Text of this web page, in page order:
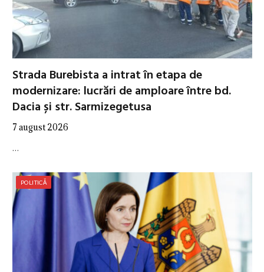
Strada Burebista a intrat în etapa de
modernizare: lucrări de amploare între bd.
Dacia și str. Sarmizegetusa
7 august 2026
…
POLITICĂ